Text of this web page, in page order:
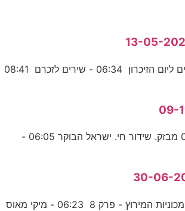
06:00 - שירים שקטים ליום הזיכרון 06:34 - שירים לזכרם 08:41
מבזק 06:00 - 06:05 מבזק. שידור חי. ישראל הבוקר 06:05 -